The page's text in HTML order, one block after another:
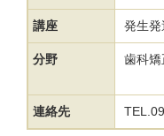
講座 発生発
分野 歯科
連絡先